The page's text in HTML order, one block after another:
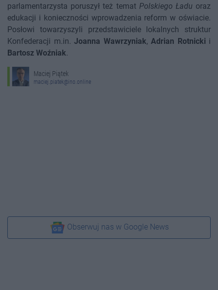
parlamentarzysta poruszył też temat Polskiego Ładu oraz
edukacji i konieczności wprowadzenia reform w oświacie.
Posłowi towarzyszyli przedstawiciele lokalnych struktur
Konfederacji m.in. Joanna Wawrzyniak, Adrian Rotnicki i
Bartosz Woźniak.
Maciej Piątek
maciej.piatek@ino.online
Obserwuj nas w Google News